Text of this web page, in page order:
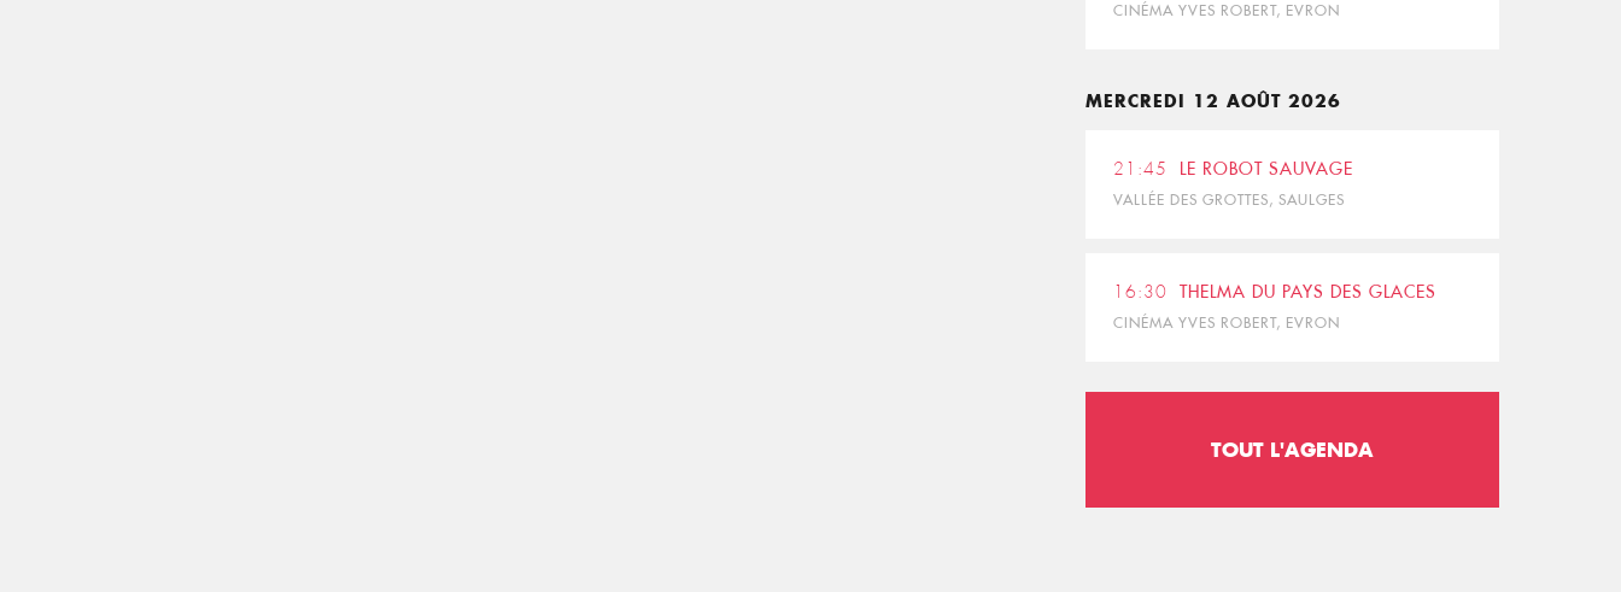
CINÉMA YVES ROBERT, EVRON
MERCREDI 12 AOÛT 2026
21:45 LE ROBOT SAUVAGE
VALLÉE DES GROTTES, SAULGES
16:30 THELMA DU PAYS DES GLACES
CINÉMA YVES ROBERT, EVRON
TOUT L'AGENDA